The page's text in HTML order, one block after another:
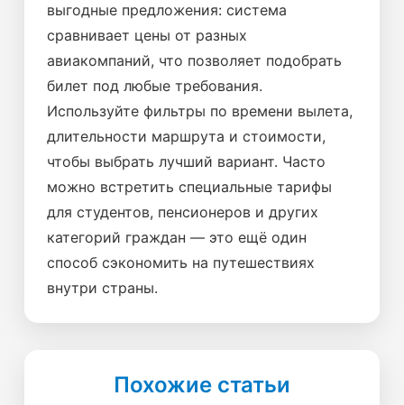
выгодные предложения: система
сравнивает цены от разных
авиакомпаний, что позволяет подобрать
билет под любые требования.
Используйте фильтры по времени вылета,
длительности маршрута и стоимости,
чтобы выбрать лучший вариант. Часто
можно встретить специальные тарифы
для студентов, пенсионеров и других
категорий граждан — это ещё один
способ сэкономить на путешествиях
внутри страны.
Похожие статьи